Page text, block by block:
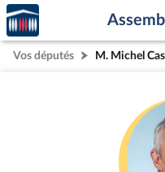
Aller au contenu
Aller en bas de la page
Accèder
à la
page
d'accueil
Vos députés